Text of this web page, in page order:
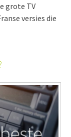
grote TV
versies die